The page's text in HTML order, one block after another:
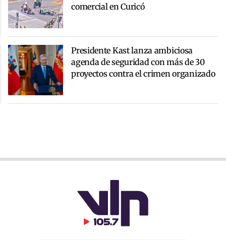
comercial en Curicó
Presidente Kast lanza ambiciosa
agenda de seguridad con más de 30
proyectos contra el crimen organizado